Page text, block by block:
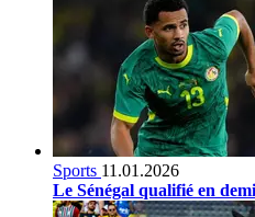
Sports 11.01.2026
Le Sénégal qualifié en